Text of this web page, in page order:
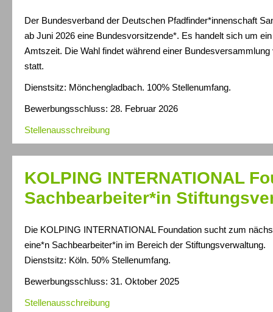
Der Bundesverband der Deutschen Pfadfinder*innenschaft
ab Juni 2026 eine Bundesvorsitzende*. Es handelt sich um
Amtszeit. Die Wahl findet während einer
statt.
Dienstsitz: Mönchengladbach. 100% Stellenumfang.
Bewerbungsschluss: 28. Februar 2026
Stellenausschreibung
KOLPING INTERNATIONAL
Sachbearbeiter*in
Die KOLPING INTERNATIONAL Foundation sucht zum
eine*n Sachbearbeiter*in im Bereich der Stiftungsverwaltung.
Dienstsitz: Köln. 50% Stellenumfang.
Bewerbungsschluss: 31. Oktober 2025
Stellenausschreibung